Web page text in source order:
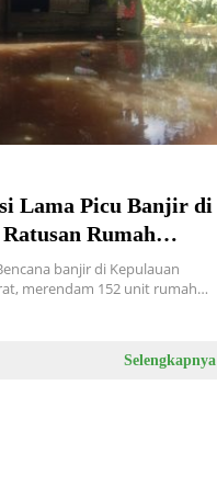
Lama Picu Banjir di
Rumah
banjir di Kepulauan
merendam 152 unit rumah…
Selengkapnya